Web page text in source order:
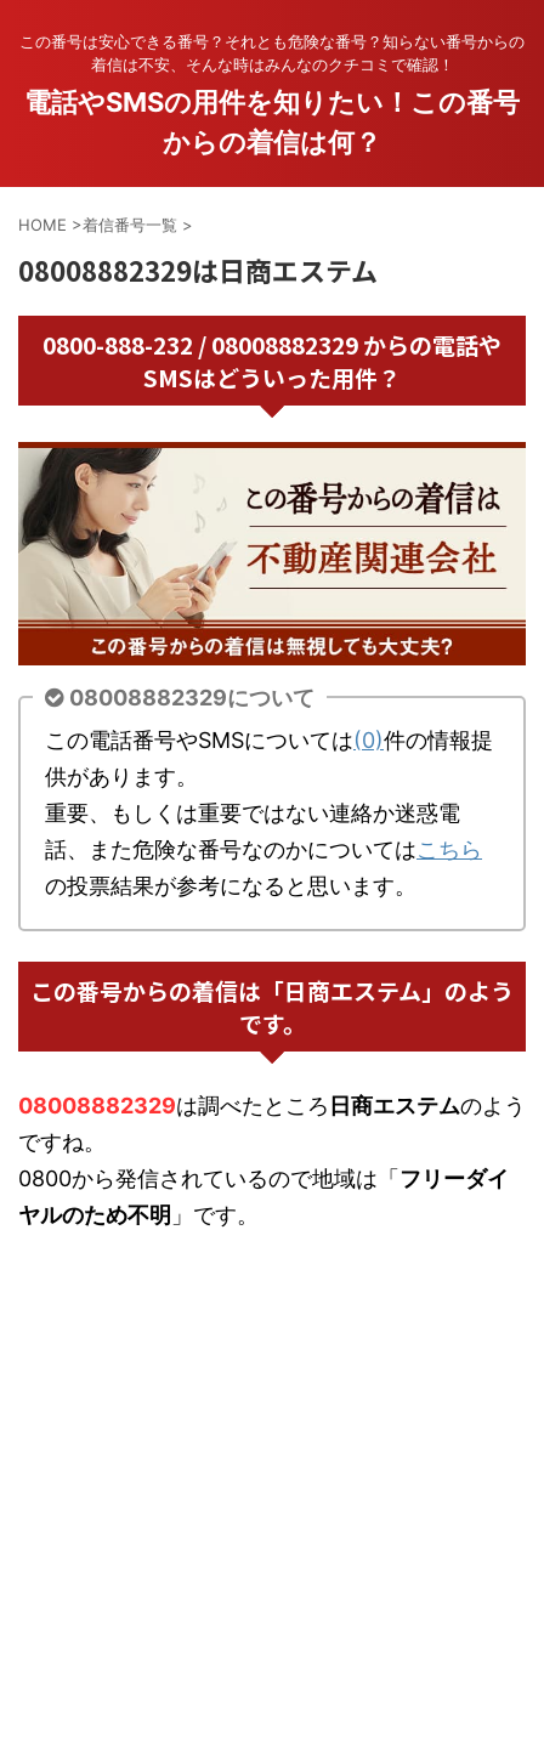
この番号は安心できる番号？それとも危険な番号？知らない番号からの
着信は不安、そんな時はみんなのクチコミで確認！
電話やSMSの用件を知りたい！この番号
からの着信は何？
HOME >着信番号一覧 >
08008882329は日商エステム
0800-888-232 / 08008882329 からの電話や
SMSはどういった用件？
08008882329について
この電話番号やSMSについては(0)件の情報提
供があります。
重要、もしくは重要ではない連絡か迷惑電
話、また危険な番号なのかについてはこちら
の投票結果が参考になると思います。
この番号からの着信は「日商エステム」のよう
です。
08008882329は調べたところ 日商エステムのよう
ですね。
0800から発信されているので地域は「 フリーダイ
ヤルのため不明 」です。